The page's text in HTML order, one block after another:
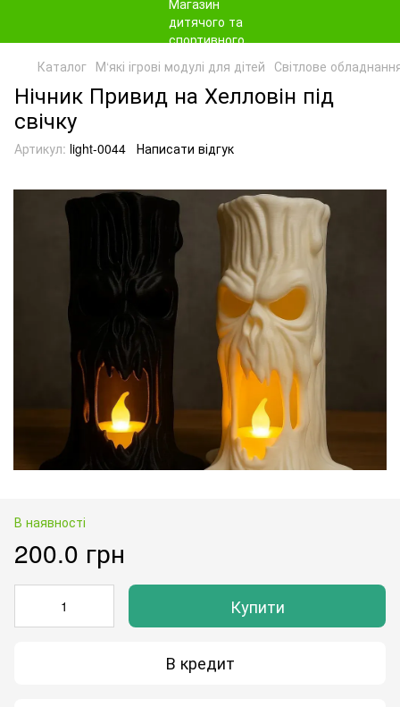
Каталог М‘які ігрові модулі для дітей Світлове
Нічник Привид на Хелловін під
свічку
Артикул: light-0044 Написати відгук
В наявності
200.0 грн
Купити
В кредит